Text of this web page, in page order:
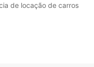
de locação de carros